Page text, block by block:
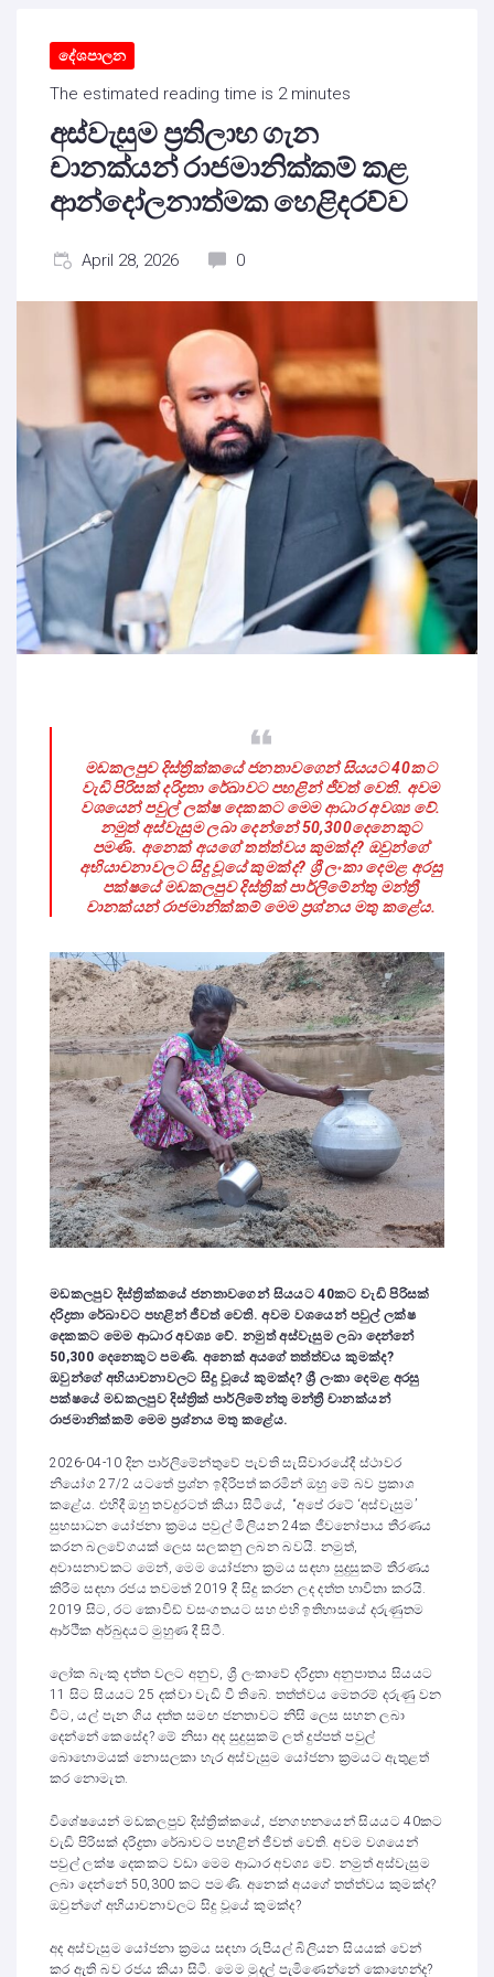
දේශපාලන
The estimated reading time is 2 minutes
අස්වැසුම ප්‍රතිලාභ ගැන
චානක්යන් රාජමානික්කම් කළ
ආන්දෝලනාත්මක හෙළිදරව්ව
April 28, 2026 0
මඩකලපුව දිස්ත්‍රික්කයේ ජනතාවගෙන් සියයට 40කට
වැඩි පිරිසක් දරිද්‍රතා රේඛාවට පහළින් ජීවත් වෙති. අවම
වශයෙන් පවුල් ලක්ෂ දෙකකට මෙම ආධාර අවශ්‍ය වේ.
නමුත් අස්වැසුම ලබා දෙන්නේ 50,300දෙනෙකුට
පමණි. අනෙක් අයගේ තත්ත්වය කුමක්ද? ඔවුන්ගේ
අභියාචනාවලට සිදු වූයේ කුමක්ද? ශ්‍රී ලංකා දෙමළ අරසු
පක්ෂයේ මඩකලපුව දිස්ත්‍රික් පාර්ලිමේන්තු මන්ත්‍රී
චානක්යන් රාජමානික්කම් මෙම ප්‍රශ්නය මතු කළේය.
මඩකලපුව දිස්ත්‍රික්කයේ ජනතාවගෙන් සියයට40කට වැඩි පිරිසක්
දරිද්‍රතා රේඛාවට පහළින් ජීවත් වෙති. අවම වශයෙන් පවුල් ලක්ෂ
දෙකකට මෙම ආධාර අවශ්‍ය වේ. නමුත් අස්වැසුම ලබා දෙන්නේ
50,300 දෙනෙකුට පමණි. අනෙක් අයගේ තත්ත්වය කුමක්ද?
ඔවුන්ගේ අභියාචනාවලට සිදු වූයේ කුමක්ද?ශ්‍රී ලංකා දෙමළ අරසු
පක්ෂයේ මඩකලපුව දිස්ත්‍රික් පාර්ලිමේන්තු මන්ත්‍රී චානක්යන්
රාජමානික්කම් මෙම ප්‍රශ්නය මතු කළේය.
2026-04-10 දින පාර්ලිමේන්තුවේ පැවති සැසිවාරයේදී ස්ථාවර
නියෝග 27/2 යටතේ ප්‍රශ්න ඉදිරිපත් කරමින් ඔහු මේ බව ප්‍රකාශ
කළේය. එහිදී ඔහු තවදුරටත් කියා සිටියේ, “අපේ රටේ ‘අස්වැසුම’
සුභසාධන යෝජනා ක්‍රමය පවුල් මිලියන 24ක ජීවනෝපාය තීරණය
කරන බලවේගයක් ලෙස සලකනු ලබන බවයි. නමුත්,
අවාසනාවකට මෙන්, මෙම යෝජනා ක්‍රමය සඳහා සුදුසුකම් තීරණය
කිරීම සඳහා රජය තවමත් 2019 දී සිදු කරන ලද දත්ත භාවිතා කරයි.
2019 සිට, රට කොවිඩ් වසංගතයට සහ එහි ඉතිහාසයේ දරුණුතම
ආර්ථික අර්බුදයට මුහුණ දී සිටී.
ලෝක බැංකු දත්ත වලට අනුව, ශ්‍රී ලංකාවේ දරිද්‍රතා අනුපාතය සියයට
11 සිට සියයට 25 දක්වා වැඩි වී තිබේ. තත්ත්වය මෙතරම් දරුණු වන
විට, යල් පැන ගිය දත්ත සමඟ ජනතාවට නිසි ලෙස සහන ලබා
දෙන්නේ කෙසේද? මේ නිසා අද සුදුසුකම් ලත් දුප්පත් පවුල්
බොහොමයක් නොසලකා හැර අස්වැසුම යෝජනා ක්‍රමයට ඇතුළත්
කර නොමැත.
විශේෂයෙන් මඩකලපුව දිස්ත්‍රික්කයේ, ජනගහනයෙන් සියයට 40කට
වැඩි පිරිසක් දරිද්‍රතා රේඛාවට පහළින් ජීවත් වෙති. අවම වශයෙන්
පවුල් ලක්ෂ දෙකකට වඩා මෙම ආධාර අවශ්‍ය වේ. නමුත් අස්වැසුම
ලබා දෙන්නේ 50,300 කට පමණි. අනෙක් අයගේ තත්ත්වය කුමක්ද?
ඔවුන්ගේ අභියාචනාවලට සිදු වූයේ කුමක්ද?
අද අස්වැසුම යෝජනා ක්‍රමය සඳහා රුපියල් බිලියන සියයක් වෙන්
කර ඇති බව රජය කියා සිටී. මෙම මුදල් පැමිණෙන්නේ කොහෙන්ද?